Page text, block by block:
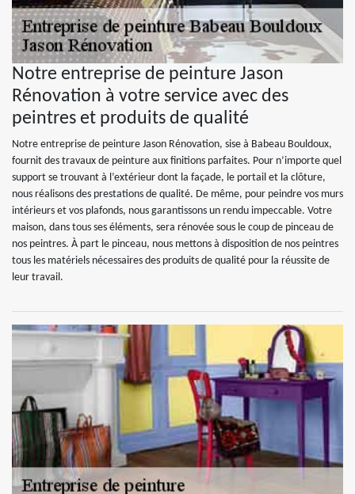
Notre entreprise de peinture Jason
Rénovation à votre service avec des
peintres et produits de qualité
Notre entreprise de peinture Jason Rénovation, sise à Babeau Bouldoux,
fournit des travaux de peinture aux finitions parfaites. Pour n’importe quel
support se trouvant à l’extérieur dont la façade, le portail et la clôture,
nous réalisons des prestations de qualité. De même, pour peindre vos murs
intérieurs et vos plafonds, nous garantissons un rendu impeccable. Votre
maison, dans tous ses éléments, sera rénovée sous le coup de pinceau de
nos peintres. À part le pinceau, nous mettons à disposition de nos peintres
tous les matériels nécessaires des produits de qualité pour la réussite de
leur travail.